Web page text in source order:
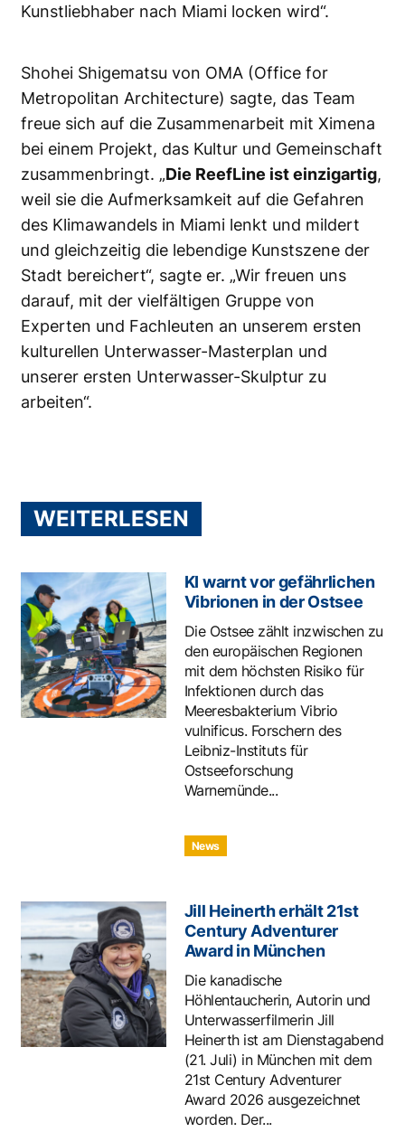
Kunstliebhaber nach Miami locken wird“.
Shohei Shigematsu von OMA (Office for
Metropolitan Architecture) sagte, das Team
freue sich auf die Zusammenarbeit mit Ximena
bei einem Projekt, das Kultur und Gemeinschaft
zusammenbringt. „Die ReefLine ist einzigartig,
weil sie die Aufmerksamkeit auf die Gefahren
des Klimawandels in Miami lenkt und mildert
und gleichzeitig die lebendige Kunstszene der
Stadt bereichert“, sagte er. „Wir freuen uns
darauf, mit der vielfältigen Gruppe von
Experten und Fachleuten an unserem ersten
kulturellen Unterwasser-Masterplan und
unserer ersten Unterwasser-Skulptur zu
arbeiten“.
WEITERLESEN
KI warnt vor gefährlichen
Vibrionen in der Ostsee
Die Ostsee zählt inzwischen zu
den europäischen Regionen
mit dem höchsten Risiko für
Infektionen durch das
Meeresbakterium Vibrio
vulnificus. Forschern des
Leibniz-Instituts für
Ostseeforschung
Warnemünde...
News
Jill Heinerth erhält 21st
Century Adventurer
Award in München
Die kanadische
Höhlentaucherin, Autorin und
Unterwasserfilmerin Jill
Heinerth ist am Dienstagabend
(21. Juli) in München mit dem
21st Century Adventurer
Award 2026 ausgezeichnet
worden. Der...